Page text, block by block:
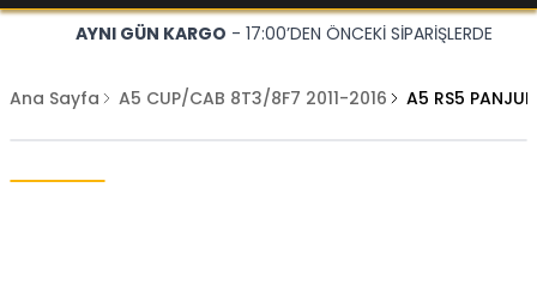
AYNI GÜN KARGO - 17:00’DEN ÖNCEKİ SİPARİŞLERDE
Ana Sayfa A5 CUP/CAB 8T3/8F7 2011-2016 A5 RS5